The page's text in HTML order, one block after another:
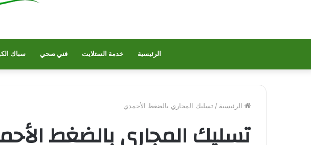
الرئيسية خدمة الستلايت فني صحي سباك
الرئيسية / تسليك المجاري بالضغط الأحمدي
تسليك المجاري بالضغط